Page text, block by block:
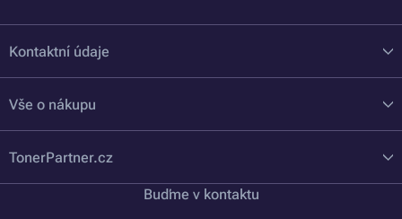
Kontaktní údaje
Vše o nákupu
TonerPartner.cz
Buďme v kontaktu